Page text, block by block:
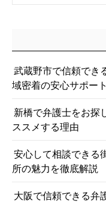
武蔵野市で信頼でき
域密着の安心サポート
新橋で弁護士をお探
ススメする理由
安心して相談できる
所の魅力を徹底解説
大阪で信頼できる弁